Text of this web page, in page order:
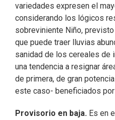
variedades expresen el
considerando los lógicos
sobreviniente Niño,
que puede traer lluvias
sanidad de los cereales de
una tendencia a resignar
de primera, de gran
este caso- beneficiados
Provisorio en baja. Es en